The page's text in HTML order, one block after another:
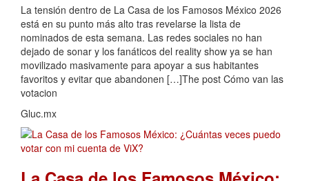
La tensión dentro de La Casa de los Famosos México 2026
está en su punto más alto tras revelarse la lista de
nominados de esta semana. Las redes sociales no han
dejado de sonar y los fanáticos del reality show ya se han
movilizado masivamente para apoyar a sus habitantes
favoritos y evitar que abandonen […]The post Cómo van las
votacion
Gluc.mx